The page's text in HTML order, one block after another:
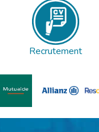
Recrutement